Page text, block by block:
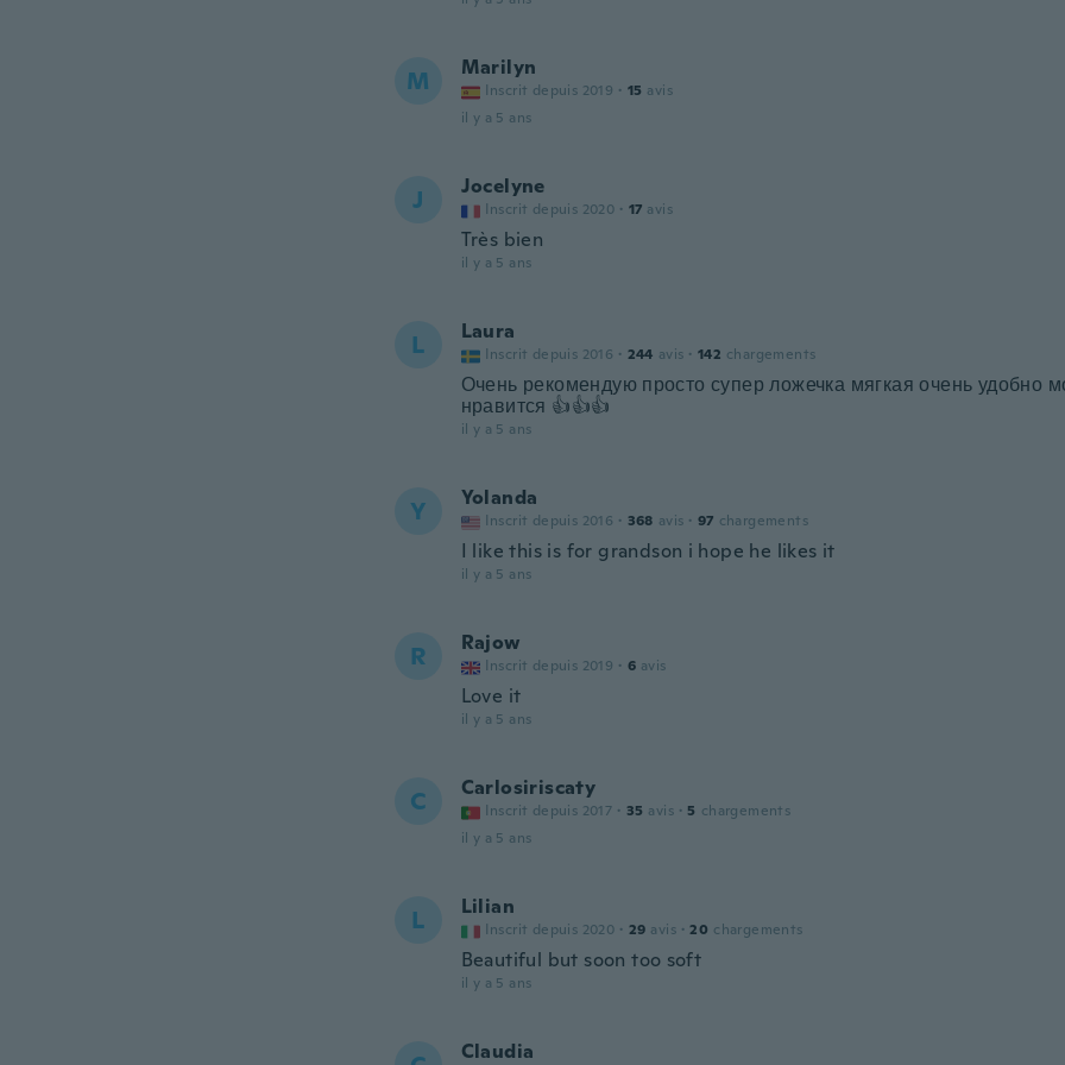
M Marilyn
Inscrit depuis 2019 · 15 avis
il y a 5 ans
J Jocelyne
Inscrit depuis 2020 · 17 avis
Très bien
il y a 5 ans
L Laura
Inscrit depuis 2016 · 244 avis · 142 chargements
Очень рекомендую просто супер ложечка мягкая очень удобно
нравится 👍👍👍
il y a 5 ans
Y Yolanda
Inscrit depuis 2016 · 368 avis · 97 chargements
I like this is for grandson i hope he likes it
il y a 5 ans
R Rajow
Inscrit depuis 2019 · 6 avis
Love it
il y a 5 ans
C Carlosiriscaty
Inscrit depuis 2017 · 35 avis · 5 chargements
il y a 5 ans
L Lilian
Inscrit depuis 2020 · 29 avis · 20 chargements
Beautiful but soon too soft
il y a 5 ans
Claudia